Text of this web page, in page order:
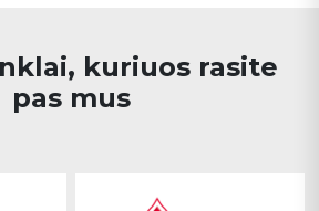
kuriuos rasite
pas mus